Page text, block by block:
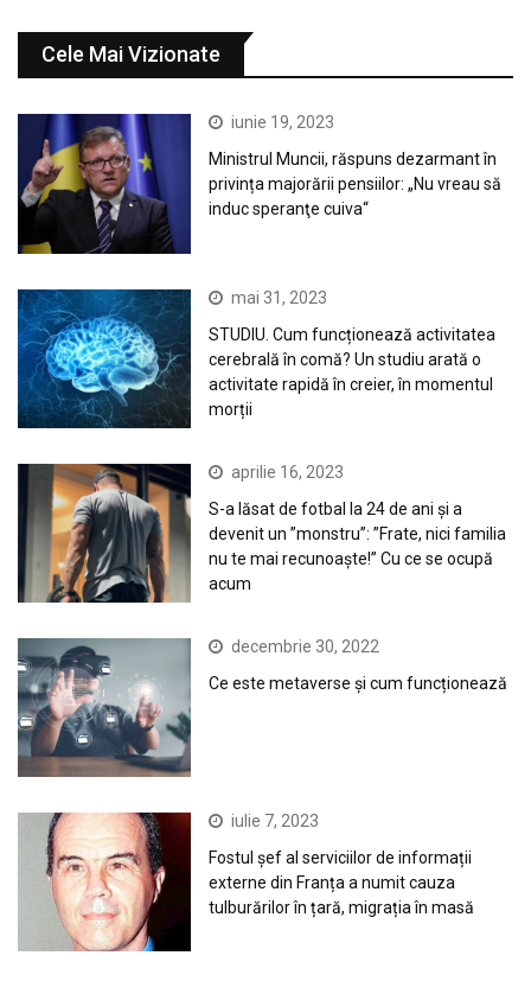
Cele Mai Vizionate
iunie 19, 2023
Ministrul Muncii, răspuns dezarmant în
privința majorării pensiilor: „Nu vreau să
induc speranţe cuiva“
mai 31, 2023
STUDIU. Cum funcționează activitatea
cerebrală în comă? Un studiu arată o
activitate rapidă în creier, în momentul
morții
aprilie 16, 2023
S-a lăsat de fotbal la 24 de ani și a
devenit un ”monstru”: ”Frate, nici familia
nu te mai recunoaște!” Cu ce se ocupă
acum
decembrie 30, 2022
Ce este metaverse și cum funcționează
iulie 7, 2023
Fostul șef al serviciilor de informații
externe din Franța a numit cauza
tulburărilor în țară, migrația în masă